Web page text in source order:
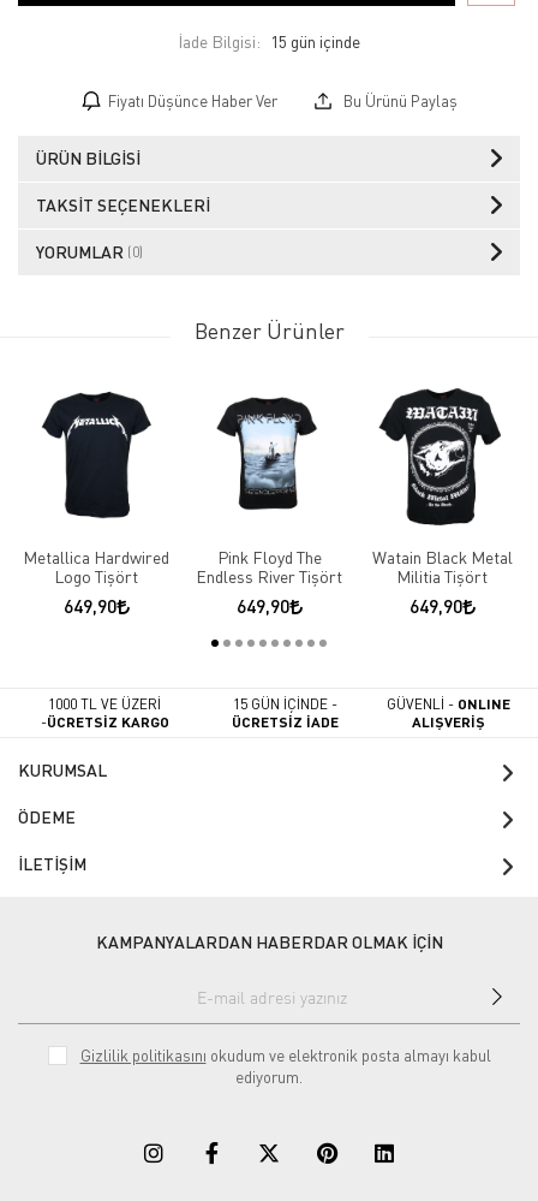
İade Bilgisi:
Fiyatı Düşünce Haber Ver Bu Ürünü Paylaş
ÜRÜN BILGISI
TAKSIT SEÇENEKLERI
YORUMLAR (0)
Benzer Ürünler
Metallica Hardwired
Logo Tişört
649,90
Pink Floyd The
Endless River Tişört
649,90
Watain Black Metal
Militia Tişört
649,90
1000 TL VE ÜZERİ
-ÜCRETSİZ KARGO
15 GÜN İÇİNDE -
ÜCRETSİZ İADE
GÜVENLİ - ONLINE
ALIŞVERİŞ
KURUMSAL
ÖDEME
İLETİŞİM
KAMPANYALARDAN HABERDAR OLMAK İÇİN
Gizlilik politikasını okudum ve elektronik posta almayı kabul
ediyorum.